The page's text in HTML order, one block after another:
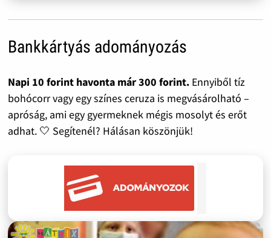
Bankkártyás adományozás
Napi 10 forint havonta már 300 forint.Ennyiből tíz
bohócorr vagy egy színes ceruza is megvásárolható –
apróság, ami egy gyermeknek mégis mosolyt és erőt
adhat. 🤍 Segítenél? Hálásan köszönjük!